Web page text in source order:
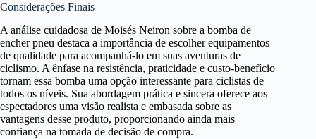
Considerações Finais
A análise cuidadosa de Moisés Neiron sobre a bomba de
encher pneu destaca a importância de escolher equipamentos
de qualidade para acompanhá-lo em suas aventuras de
ciclismo. A ênfase na resistência, praticidade e custo-benefício
tornam essa bomba uma opção interessante para ciclistas de
todos os níveis. Sua abordagem prática e sincera oferece aos
espectadores uma visão realista e embasada sobre as
vantagens desse produto, proporcionando ainda mais
confiança na tomada de decisão de compra.